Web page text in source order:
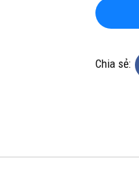
TỔNG KHO CHUYÊN THẢM
Chia sẻ: